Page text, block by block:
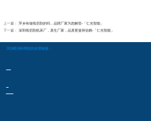
上一篇： 萍乡有做线切割的吗，品牌厂家为您解答-「仁光智能」
下一篇： 深圳线切割机床厂，原生厂家，品质更值得信赖-「仁光智能」
2024欧洲杯网投的友情链接：